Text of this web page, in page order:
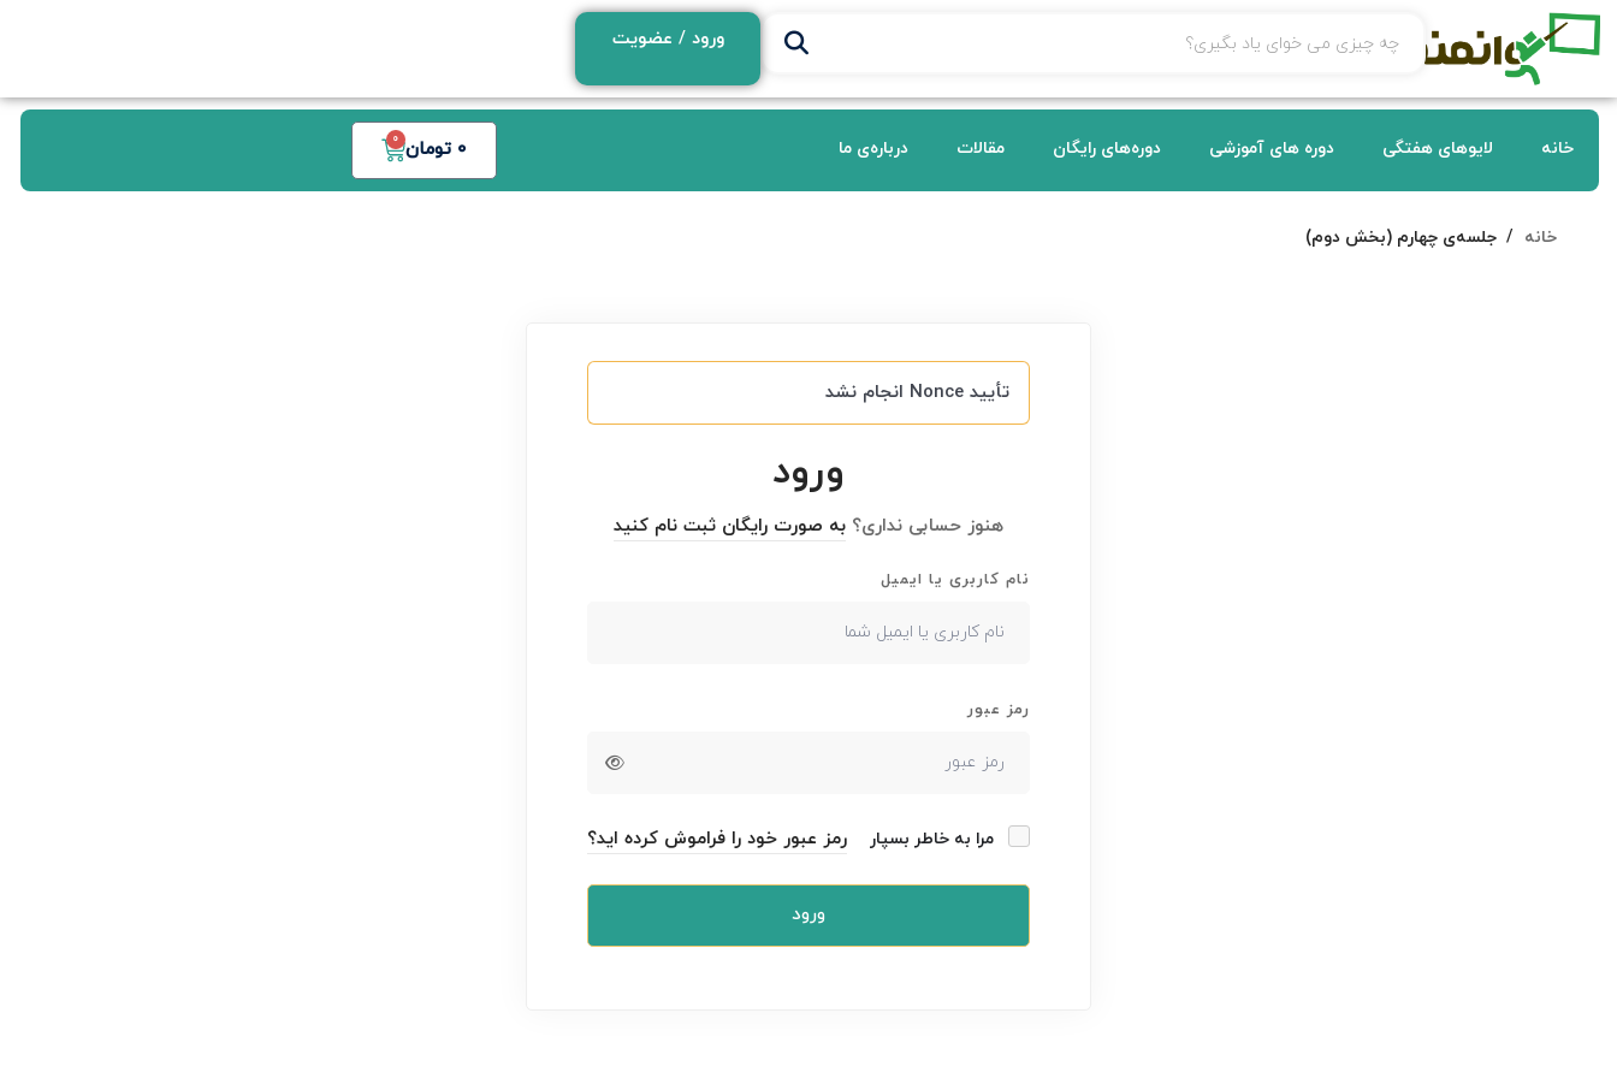
ورود / عضویت
خانه لایوهای هفتگی دوره های آموزشی دوره‌های رایگان مقالات درباره‌ی ما 0 تومان 0
خانه جلسه‌ی چهارم (بخش دوم)
تأیید Nonce انجام نشد
ورود
هنوز حسابی نداری؟ به صورت رایگان ثبت نام کنید
نام کاربری یا ایمیل
رمز عبور
مرا به خاطر بسپار رمز عبور خود را فراموش کرده اید؟
ورود